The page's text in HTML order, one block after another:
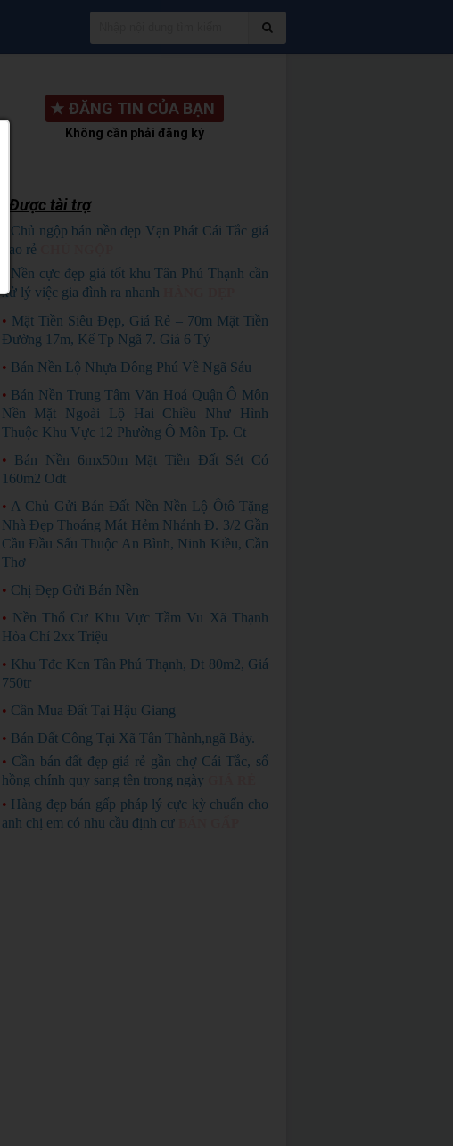
★ ĐĂNG TIN CỦA BẠN
Không cần phải đăng ký
Được tài trợ
Chủ ngộp bán nền đẹp Vạn Phát Cái Tắc giá
bao rẻ
Nền cực đẹp giá tốt khu Tân Phú Thạnh cần
xử lý việc gia đình ra nhanh
• Mặt Tiền Siêu Đẹp, Giá Rẻ – 70m Mặt Tiền
Đường 17m, Kế Tp Ngã 7. Giá 6 Tỷ
• Bán Nền Lộ Nhựa Đông Phú Về Ngã Sáu
• Bán Nền Trung Tâm Văn Hoá Quận Ô Môn
Nền Mặt Ngoài Lộ Hai Chiều Như Hình
Thuộc Khu Vực 12 Phường Ô Môn Tp. Ct
• Bán Nền 6mx50m Mặt Tiền Đất Sét Có
160m2 Odt
• A Chủ Gửi Bán Đất Nền Nền Lộ Ôtô Tặng
Nhà Đẹp Thoáng Mát Hẻm Nhánh Đ. 3/2 Gần
Cầu Đầu Sấu Thuộc An Bình, Ninh Kiều, Cần
Thơ
• Chị Đẹp Gửi Bán Nền
• Nền Thổ Cư Khu Vực Tầm Vu Xã Thạnh
Hòa Chỉ 2xx Triệu
• Khu Tđc Kcn Tân Phú Thạnh, Dt 80m2, Giá
750tr
• Cần Mua Đất Tại Hậu Giang
• Bán Đất Công Tại Xã Tân Thành,ngã Bảy.
• Cần bán đất đẹp giá rẻ gần chợ Cái Tắc, sổ
hồng chính quy sang tên trong ngày
• Hàng đẹp bán gấp pháp lý cực kỳ chuẩn cho
anh chị em có nhu cầu định cư